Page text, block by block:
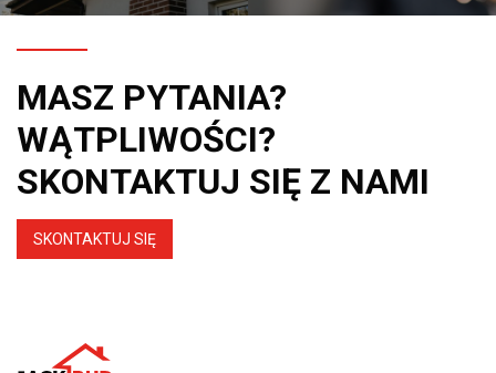
MASZ PYTANIA?
WĄTPLIWOŚCI?
SKONTAKTUJ SIĘ Z NAMI
SKONTAKTUJ SIĘ